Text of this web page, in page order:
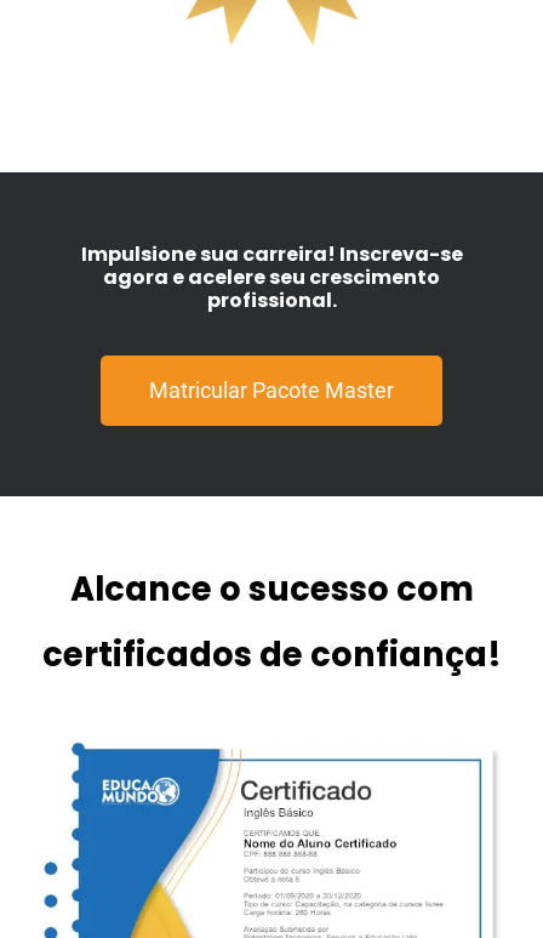
Impulsione sua carreira! Inscreva-se
agora e acelere seu crescimento
profissional.
Matricular Pacote Master
Alcance o sucesso com
certificados de confiança!